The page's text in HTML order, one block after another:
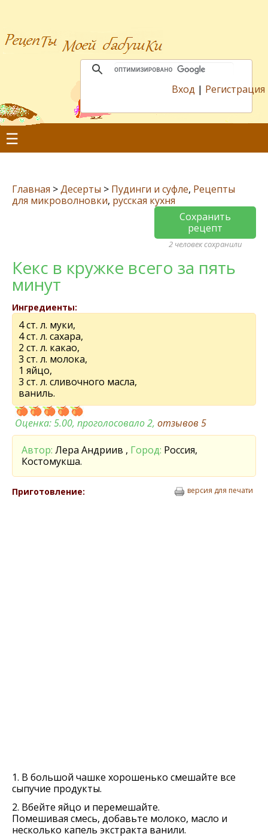
Вход | Регистрация
☰
Главная >Десерты > Пудинги и суфле, Рецепты
для микроволновки, русская кухня
Сохранить
рецепт
2 человек сохранили
Кекс в кружке всего за пять
минут
Ингредиенты:
4 ст. л. муки,
4 ст. л. сахара,
2 ст. л. какао,
3 ст. л. молока,
1 яйцо,
3 ст. л. сливочного масла,
ваниль.
Оценка:5.00, проголосовало 2, отзывов 5
Автор: Лера Андриив , Город: Россия,
Костомукша.
Приготовление: версия для печати
1. В большой чашке хорошенько смешайте все
сыпучие продукты.
2. Вбейте яйцо и перемешайте.
Помешивая смесь, добавьте молоко, масло и
несколько капель экстракта ванили.